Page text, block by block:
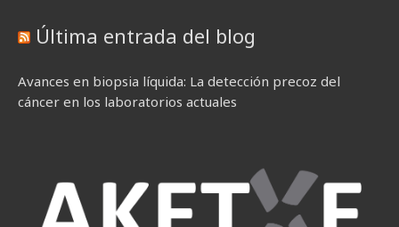
Última entrada del blog
Avances en biopsia líquida: La detección precoz del
cáncer en los laboratorios actuales